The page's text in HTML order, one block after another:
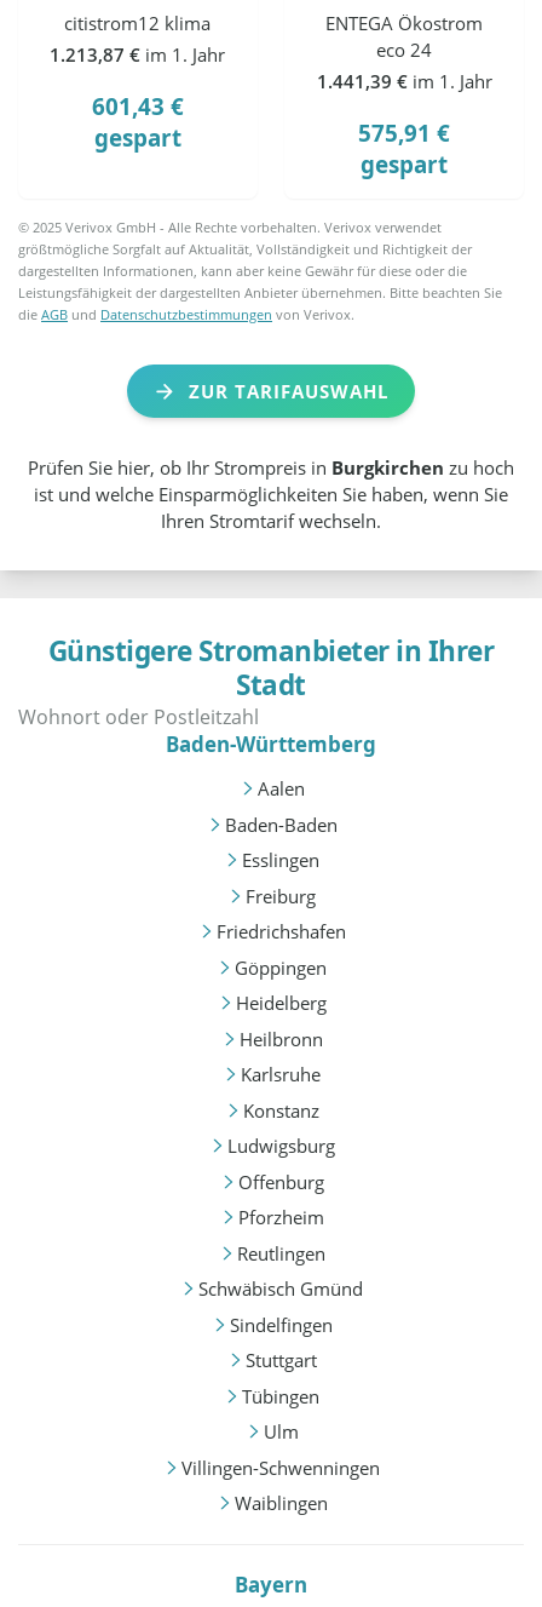
citistrom12 klima
1.213,87 € im 1. Jahr
601,43 €
gespart
ENTEGA Ökostrom
eco 24
1.441,39 € im 1. Jahr
575,91 €
gespart
© 2025 Verivox GmbH - Alle Rechte vorbehalten. Verivox verwendet
größtmögliche Sorgfalt auf Aktualität, Vollständigkeit und Richtigkeit der
dargestellten Informationen, kann aber keine Gewähr für diese oder die
Leistungsfähigkeit der dargestellten Anbieter übernehmen. Bitte beachten Sie
dieAGB und Datenschutzbestimmungen von Verivox.
ZUR TARIFAUSWAHL
Prüfen Sie hier, ob Ihr Strompreis in Burgkirchen zu hoch
ist und welche Einsparmöglichkeiten Sie haben, wenn Sie
Ihren Stromtarif wechseln.
Günstigere Stromanbieter in Ihrer
Stadt
Baden-Württemberg
Aalen
Baden-Baden
Esslingen
Freiburg
Friedrichshafen
Göppingen
Heidelberg
Heilbronn
Karlsruhe
Konstanz
Ludwigsburg
Offenburg
Pforzheim
Reutlingen
Schwäbisch Gmünd
Sindelfingen
Stuttgart
Tübingen
Ulm
Villingen-Schwenningen
Waiblingen
Bayern